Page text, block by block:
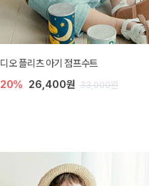
디오 플리츠 아기 점프수트
20% 26,400원 33,000원